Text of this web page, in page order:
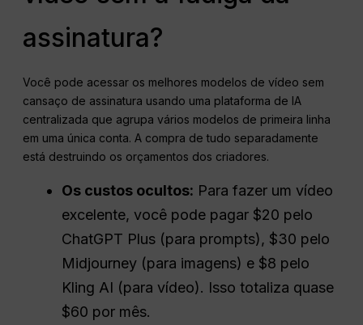
assinatura?
Você pode acessar os melhores modelos de vídeo sem
cansaço de assinatura usando uma plataforma de IA
centralizada que agrupa vários modelos de primeira linha
em uma única conta. A compra de tudo separadamente
está destruindo os orçamentos dos criadores.
Os custos ocultos: Para fazer um vídeo
excelente, você pode pagar $20 pelo
ChatGPT Plus (para prompts), $30 pelo
Midjourney (para imagens) e $8 pelo
Kling AI (para vídeo). Isso totaliza quase
$60 por mês.